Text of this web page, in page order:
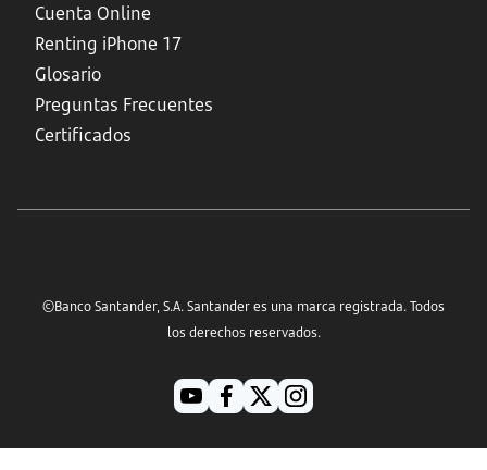
Cuenta Online
Renting iPhone 17
Glosario
Preguntas Frecuentes
Certificados
©Banco Santander, S.A. Santander es una marca registrada. Todos
los derechos reservados.